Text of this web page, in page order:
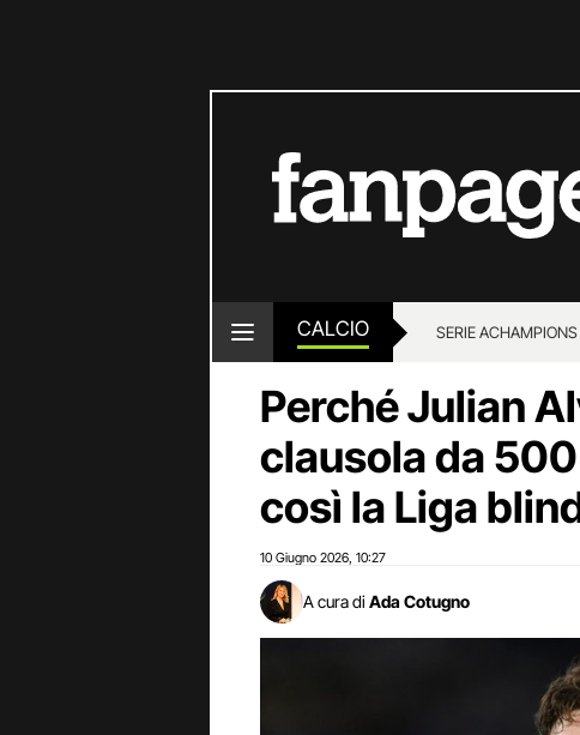
CALCIO SERIE ACHAMPIONS
Perché Julian
clausola da
così la Liga
10 Giugno 2026 10:27
A cura di Ada Cotugno